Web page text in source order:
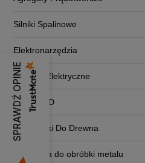
Silniki Spalinowe
Elektronarzędzia
Pojazdy Elektryczne
RTV i AGD
Obrabiarki Do Drewna
Narzędzia do obróbki metalu
SPRAWDŹ OPINIE